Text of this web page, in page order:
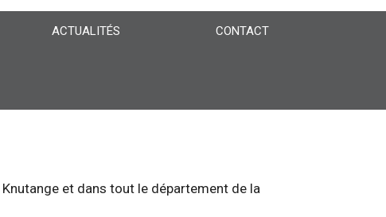
ACTUALITÉS CONTACT
et dans tout le département de la